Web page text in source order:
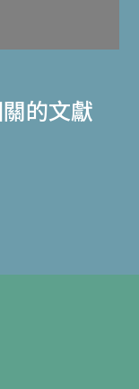
的文獻